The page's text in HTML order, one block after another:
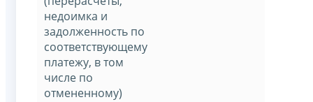
недоимка и
задолженность по
соответствующему
платежу, в том
числе по
отмененному)